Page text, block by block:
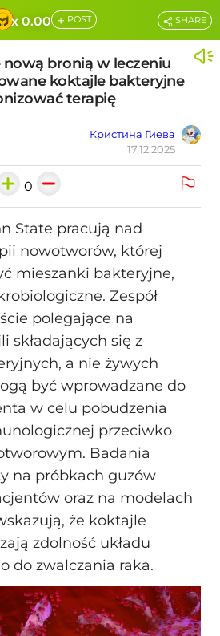
x 0.00 + POST
nową bronią w leczeniu
koktajle bakteryjne
terapię
Кристина Гиева
17.12.2025
SHARE
0
State pracują nad
nowotworów, której
mieszanki bakteryjne,
Zespół
polegające na
składających się z
a nie żywych
być wprowadzane do
w celu pobudzenia
przeciwko
Badania
na próbkach guzów
oraz na modelach
że koktajle
zdolność układu
do zwalczania raka.